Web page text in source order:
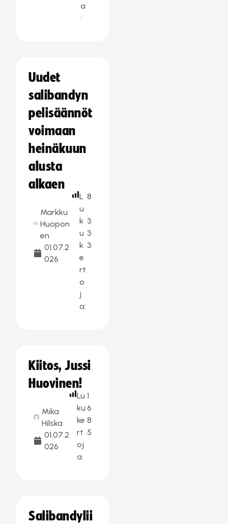
a
:
Uudet
salibandyn
pelisäännöt
voimaan
heinäkuun
alusta
alkaen
Markku
Huopon
en
01.07.2
026
L
u
k
u
k
e
rt
o
j
a:
8
3
3
3
Kiitos, Jussi
Huovinen!
Mika
Hilska
01.07.2
026
Lu
ku
ke
rt
oj
a:
1
6
8
5
Salibandylii